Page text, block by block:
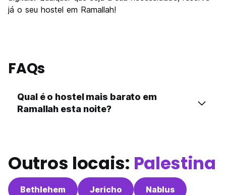
já o seu hostel em Ramallah!
FAQs
Qual é o hostel mais barato em
Ramallah esta noite?
Outros locais: Palestina
Bethlehem Jericho Nablus